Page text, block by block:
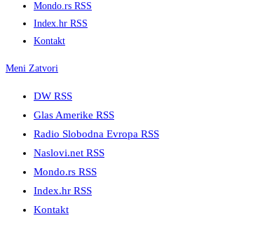
Mondo.rs RSS
Index.hr RSS
Kontakt
Meni Zatvori
DW RSS
Glas Amerike RSS
Radio Slobodna Evropa RSS
Naslovi.net RSS
Mondo.rs RSS
Index.hr RSS
Kontakt